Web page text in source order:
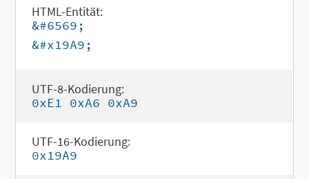
HTML-Entität:
&#6569;
&#x19A9;
UTF-8-Kodierung:
0xE1 0xA6 0xA9
UTF-16-Kodierung:
0x19A9